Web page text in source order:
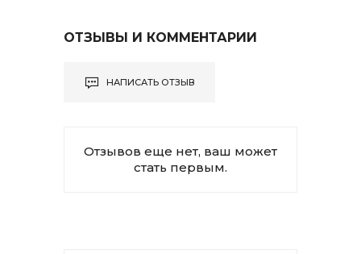
ОТЗЫВЫ И КОММЕНТАРИИ
НАПИСАТЬ ОТЗЫВ
Отзывов еще нет, ваш может
стать первым.